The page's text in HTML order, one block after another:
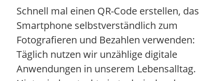
Schnell mal einen QR-Code erstellen, das
Smartphone selbstverständlich zum
Fotografieren und Bezahlen verwenden:
Täglich nutzen wir unzählige digitale
Anwendungen in unserem Lebensalltag.